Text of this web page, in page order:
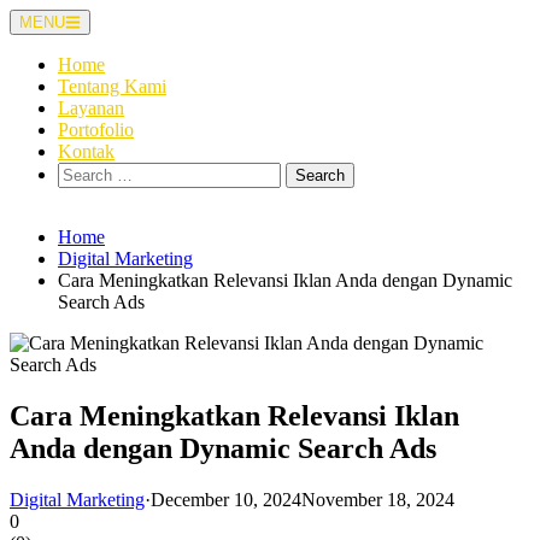
Skip
to
content
MENU
Home
Tentang Kami
Layanan
Portofolio
Kontak
Search
for:
Home
Digital Marketing
Cara Meningkatkan Relevansi Iklan Anda dengan Dynamic
Search Ads
Cara Meningkatkan Relevansi Iklan
Anda dengan Dynamic Search Ads
Digital Marketing·December 10, 2024November 18, 2024
0